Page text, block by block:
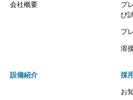
会社概要
プ
び
プ
溶
設備紹介 採
お